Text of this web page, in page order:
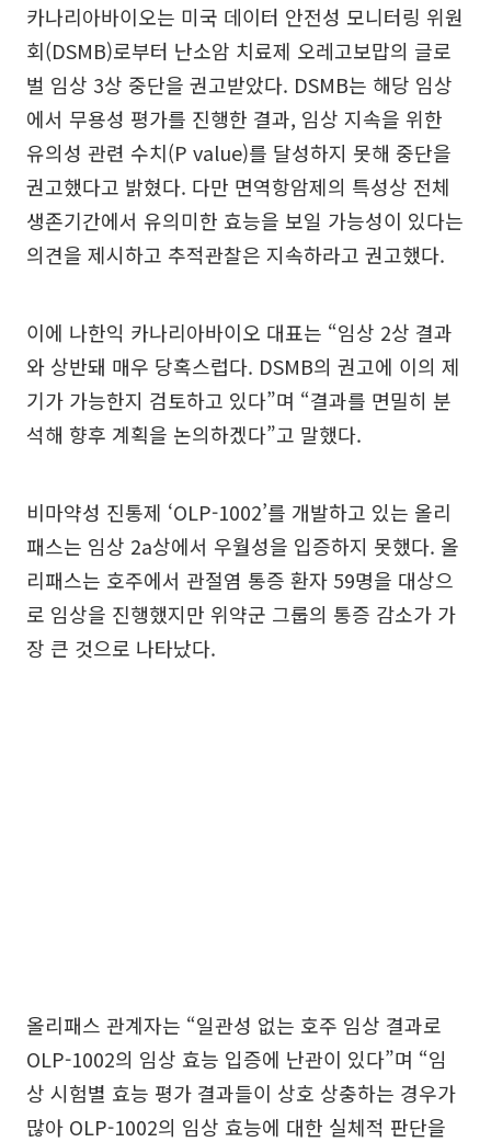
카나리아바이오는 미국 데이터 안전성 모니터링 위원
회(DSMB)로부터 난소암 치료제 오레고보맙의 글로
벌 임상 3상 중단을 권고받았다. DSMB는 해당 임상
에서 무용성 평가를 진행한 결과, 임상 지속을 위한
유의성 관련 수치(P value)를 달성하지 못해 중단을
권고했다고 밝혔다. 다만 면역항암제의 특성상 전체
생존기간에서 유의미한 효능을 보일 가능성이 있다는
의견을 제시하고 추적관찰은 지속하라고 권고했다.
이에 나한익 카나리아바이오 대표는 “임상 2상 결과
와 상반돼 매우 당혹스럽다. DSMB의 권고에 이의 제
기가 가능한지 검토하고 있다”며 “결과를 면밀히 분
석해 향후 계획을 논의하겠다”고 말했다.
비마약성 진통제 ‘OLP-1002’를 개발하고 있는 올리
패스는 임상 2a상에서 우월성을 입증하지 못했다. 올
리패스는 호주에서 관절염 통증 환자 59명을 대상으
로 임상을 진행했지만 위약군 그룹의 통증 감소가 가
장 큰 것으로 나타났다.
올리패스 관계자는 “일관성 없는 호주 임상 결과로
OLP-1002의 임상 효능 입증에 난관이 있다”며 “임
상 시험별 효능 평가 결과들이 상호 상충하는 경우가
많아 OLP-1002의 임상 효능에 대한 실체적 판단을